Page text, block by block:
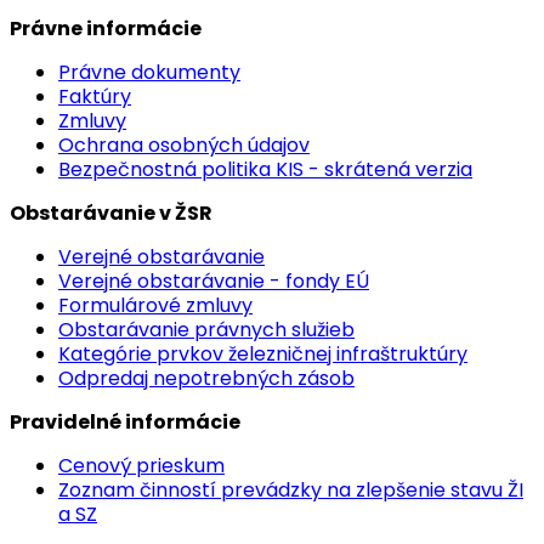
Právne informácie
Právne dokumenty
Faktúry
Zmluvy
Ochrana osobných údajov
Bezpečnostná politika KIS - skrátená verzia
Obstarávanie v ŽSR
Verejné obstarávanie
Verejné obstarávanie - fondy EÚ
Formulárové zmluvy
Obstarávanie právnych služieb
Kategórie prvkov železničnej infraštruktúry
Odpredaj nepotrebných zásob
Pravidelné informácie
Cenový prieskum
Zoznam činností prevádzky na zlepšenie stavu ŽI
a SZ